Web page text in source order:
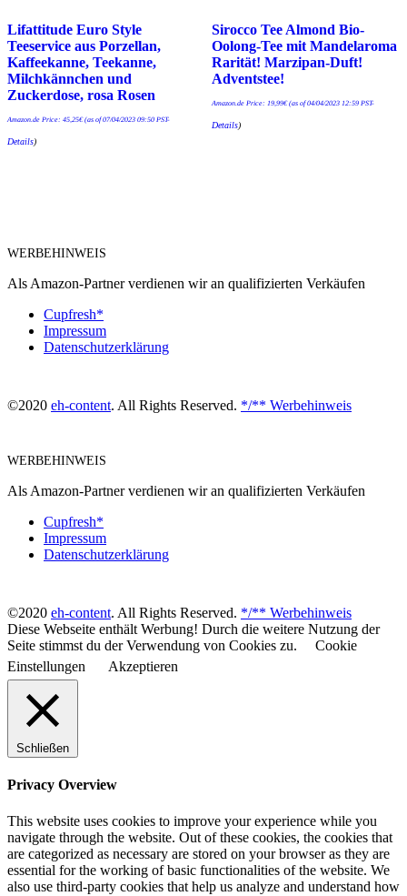
Lifattitude Euro Style
Teeservice aus Porzellan,
Kaffeekanne, Teekanne,
Milchkännchen und
Zuckerdose, rosa Rosen
Amazon.de Price: 45,25€(as of 07/04/2023 09:50 PST-
Details)
Sirocco Tee Almond Bio-
Oolong-Tee mit Mandelaroma
Rarität! Marzipan-Duft!
Adventstee!
Amazon.de Price: 19,99€(as of 04/04/2023 12:59 PST-
Details)
WERBEHINWEIS
Als Amazon-Partner verdienen wir an qualifizierten Verkäufen
Cupfresh*
Impressum
Datenschutzerklärung
©2020 eh-content. All Rights Reserved. */** Werbehinweis
WERBEHINWEIS
Als Amazon-Partner verdienen wir an qualifizierten Verkäufen
Cupfresh*
Impressum
Datenschutzerklärung
©2020 eh-content. All Rights Reserved. */** Werbehinweis
Diese Webseite enthält Werbung! Durch die weitere Nutzung der
Seite stimmst du der Verwendung von Cookies zu.
Cookie
Einstellungen
Akzeptieren
Schließen
Privacy Overview
This website uses cookies to improve your experience while you
navigate through the website. Out of these cookies, the cookies that
are categorized as necessary are stored on your browser as they are
essential for the working of basic functionalities of the website. We
also use third-party cookies that help us analyze and understand how